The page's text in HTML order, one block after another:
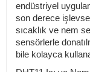
endüstriyel
son derece
sıcaklık ve nem
sensörlerle
bile kolayca